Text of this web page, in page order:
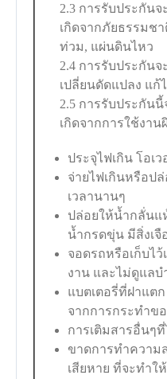
2.3 การรับประกัน
เกิดจากภัยธรรมช
ท่วม, แผ่นดินไหว
2.4 การรับประกัน
เปลี่ยนดัดแปลง แก้
2.5 การรับประกัน
เกิดจากการใช้งาน
ประจุไฟเกิน โอเ
จ่ายไฟเกินหรือป
เวลานานๆ
ปล่อยให้น้ำกลั่นแ
น้ำกรดขุ่น มีสิ่งเ
จอดรถหรือเก็บไว้
งาน และไม่ดูแล
แบตเตอรี่ที่ฝาแต
จากการกระทำข
การเติมสารอื่นๆ
ขาดการทำความ
เสียหาย ที่จะทำใ